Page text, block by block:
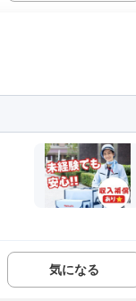
気になる